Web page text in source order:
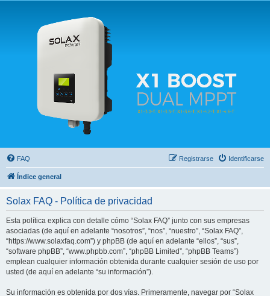
Solax FAQ
Lugar para intercambiar dudas sobre inversores solares Solax y temas relacionados.
FAQ Identificarse
Registrarse
Índice general
Solax FAQ - Política de privacidad
Esta política explica con detalle cómo “Solax FAQ” junto con sus empresas
asociadas (de aquí en adelante “nosotros”, “nos”, “nuestro”, “Solax FAQ”,
“https://www.solaxfaq.com”) y phpBB (de aquí en adelante “ellos”, “sus”,
“software phpBB”, “www.phpbb.com”, “phpBB Limited”, “phpBB Teams”)
emplean cualquier información obtenida durante cualquier sesión de uso por
usted (de aquí en adelante “su información”).
Su información es obtenida por dos vías. Primeramente, navegar por “Solax